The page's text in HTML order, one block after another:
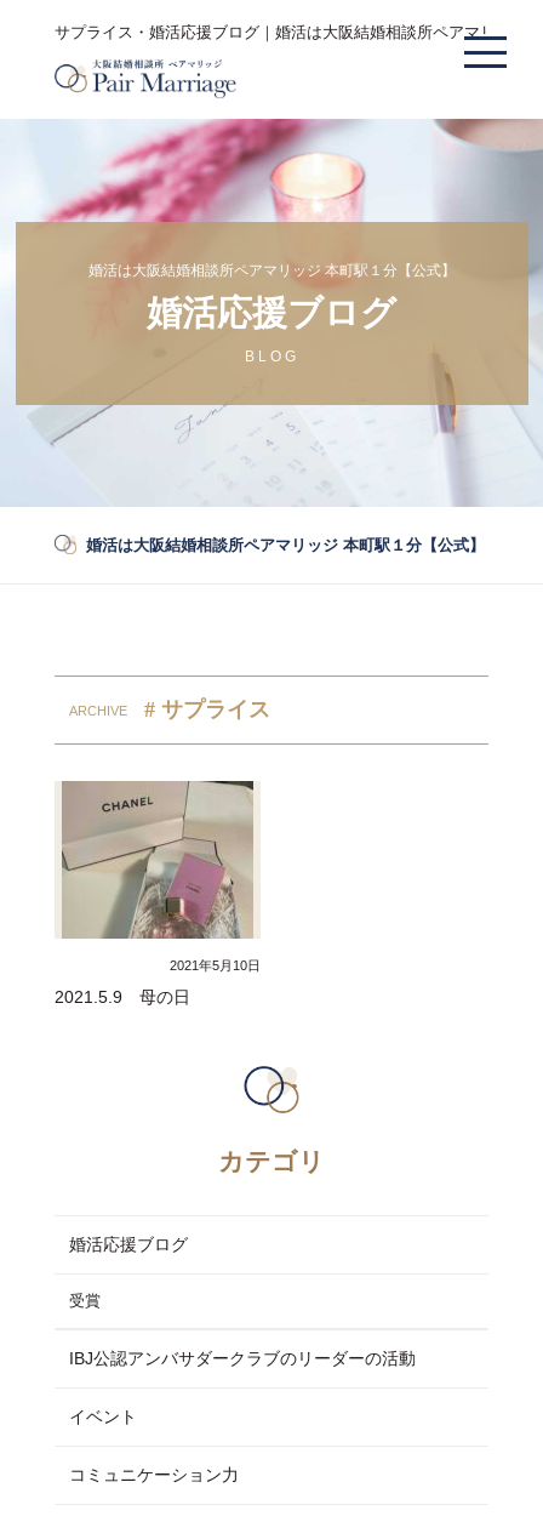
サプライス・婚活応援ブログ｜婚活は大阪結婚相談所ペアマリッジ
婚活は大阪結婚相談所ペアマリッジ 本町駅１分【公式】
婚活応援ブログ
BLOG
婚活は大阪結婚相談所ペアマリッジ 本町駅１分【公式】
# サプライス
2021年5月10日
2021.5.9 母の日
カテゴリ
婚活応援ブログ
受賞
IBJ公認アンバサダークラブのリーダーの活動
イベント
コミュニケーション力